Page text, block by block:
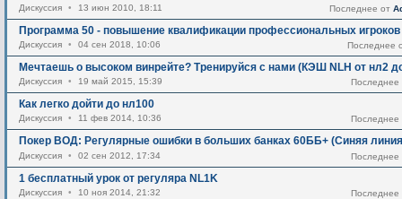
Последнее от
Дискуссия • 13 июн 2010, 18:11
Программа 50 - повышение квалификации профессиональных игроков
Последнее
Дискуссия • 04 сен 2018, 10:06
Мечтаешь о высоком винрейте? Тренируйся с нами (КЭШ NLH от нл2
Дискуссия • 19 май 2015, 15:39
Как легко дойти до нл100
Дискуссия • 11 фев 2014, 10:36
Покер ВОД: Регулярные ошибки в больших банках 60ББ+ (Синяя
Дискуссия • 02 сен 2012, 17:34
1 бесплатный урок от регуляра NL1K
Дискуссия • 10 ноя 2014, 21:32